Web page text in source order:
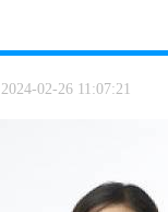
2024-02-26 11:07:21